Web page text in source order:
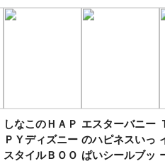
しなこのＨＡＰ
ＰＹディズニー
スタイルＢＯＯ
エスターバニー
のハピネスいっ
ぱいシールブッ